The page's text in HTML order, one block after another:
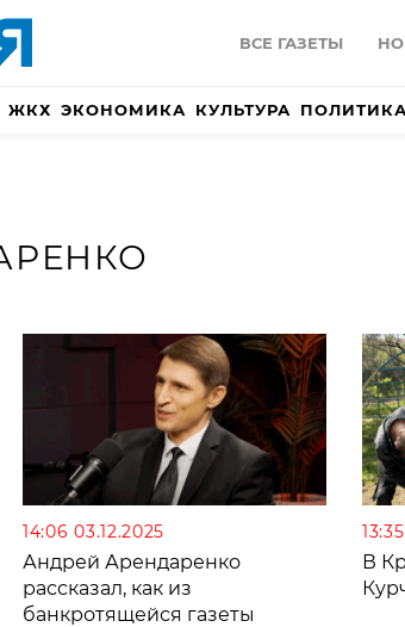
ВСЕ ГАЗЕТЫ
ЖКХ ЭКОНОМИКА КУЛЬТУРА
14:06 03.12.2025
Андрей Арендаренко
рассказал, как из
банкротящейся газеты
В